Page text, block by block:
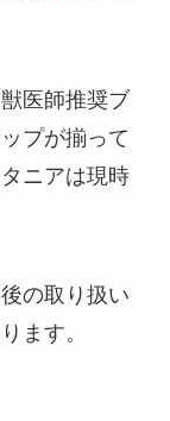
医師推奨ブ
プが揃って
ニアは現時
の取り扱い
ます。